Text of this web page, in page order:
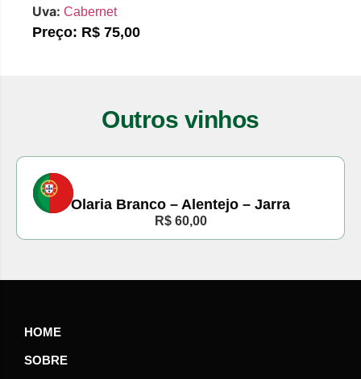
Uva: Cabernet
Preço: R$ 75,00
Outros vinhos
Olaria Branco – Alentejo – Jarra
R$ 60,00
HOME
SOBRE